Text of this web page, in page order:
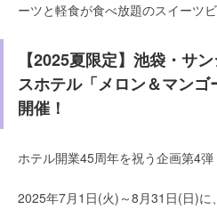
ーツと軽食が食べ放題のスイーツビ
【2025夏限定】池袋・サ
スホテル「メロン＆マンゴ
開催！
ホテル開業45周年を祝う企画第4弾
2025年7月1日(火)～8月31日(日)に